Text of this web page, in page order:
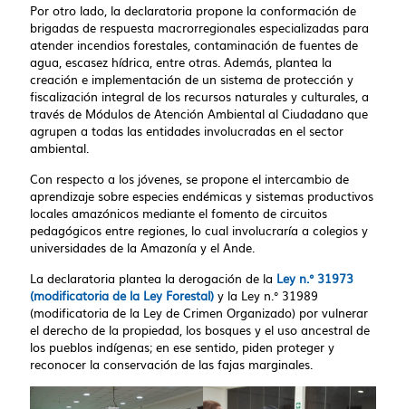
Por otro lado, la declaratoria propone la conformación de
brigadas de respuesta macrorregionales especializadas para
atender incendios forestales, contaminación de fuentes de
agua, escasez hídrica, entre otras. Además, plantea la
creación e implementación de un sistema de protección y
fiscalización integral de los recursos naturales y culturales, a
través de Módulos de Atención Ambiental al Ciudadano que
agrupen a todas las entidades involucradas en el sector
ambiental.
Con respecto a los jóvenes, se propone el intercambio de
aprendizaje sobre especies endémicas y sistemas productivos
locales amazónicos mediante el fomento de circuitos
pedagógicos entre regiones, lo cual involucraría a colegios y
universidades de la Amazonía y el Ande.
La declaratoria plantea la derogación de la Ley n.° 31973
(modificatoria de la Ley Forestal) y la Ley n.° 31989
(modificatoria de la Ley de Crimen Organizado) por vulnerar
el derecho de la propiedad, los bosques y el uso ancestral de
los pueblos indígenas; en ese sentido, piden proteger y
reconocer la conservación de las fajas marginales.